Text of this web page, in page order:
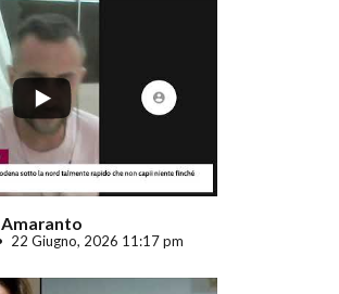
Amaranto
22 Giugno, 2026 11:17 pm